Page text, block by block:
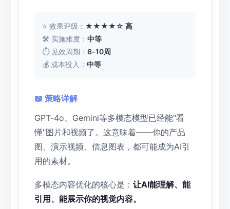
⭐ 效果评级： ★★★★☆ 高
🛠 实施难度： 中等
⏱ 见效周期： 6-10周
💰 成本投入： 中等
📖 策略详解
GPT-4o、Gemini等多模态模型已经能"看
懂"图片和视频了。这意味着——你的产品
图、演示视频、信息图表，都可能成为AI引
用的素材。
多模态内容优化的核心是： 让AI能理解、能
引用、能展示你的视觉内容。